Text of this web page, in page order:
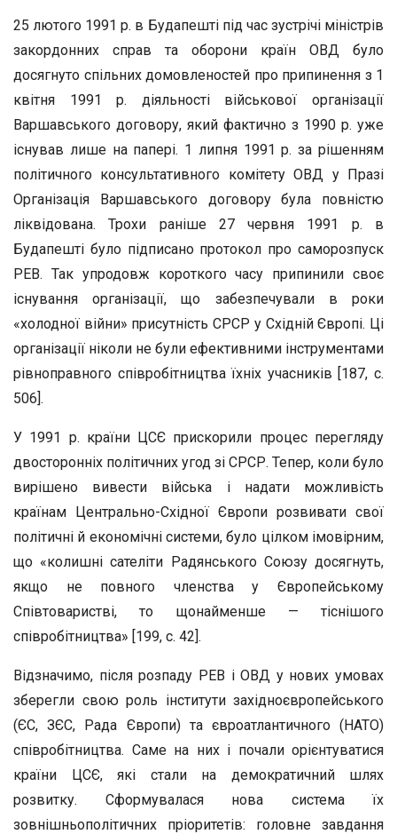
25 лютого 1991 р. в Будапешті під час зустрічі міністрів
закордонних справ та оборони країн ОВД було
досягнуто спільних домовленостей про припинення з 1
квітня 1991 р. діяльності військової організації
Варшавського договору, який фактично з 1990 р. уже
існував лише на папері. 1 липня 1991 р. за рішенням
політичного консультативного комітету ОВД у Празі
Організація Варшавського договору була повністю
ліквідована. Трохи раніше 27 червня 1991 р. в
Будапешті було підписано протокол про саморозпуск
РЕВ. Так упродовж короткого часу припинили своє
існування організації, що забезпечували в роки
«холодної війни» присутність СРСР у Східній Європі. Ці
організації ніколи не були ефективними інструментами
рівноправного співробітництва їхніх учасників [187, с.
506].
У 1991 р. країни ЦСЄ прискорили процес перегляду
двосторонніх політичних угод зі СРСР. Тепер, коли було
вирішено вивести війська і надати можливість
країнам Центрально-Східної Європи розвивати свої
політичні й економічні системи, було цілком імовірним,
що «колишні сателіти Радянського Союзу досягнуть,
якщо не повного членства у Європейському
Співтоваристві, то щонайменше — тіснішого
співробітництва» [199, с. 42].
Відзначимо, після розпаду РЕВ і ОВД у нових умовах
зберегли свою роль інститути західноєвропейського
(ЄС, ЗЄС, Рада Європи) та євроатлантичного (НАТО)
співробітництва. Саме на них і почали орієнтуватися
країни ЦСЄ, які стали на демократичний шлях
розвитку. Сформувалася нова система їх
зовнішньополітичних пріоритетів: головне завдання